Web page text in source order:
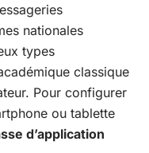
nationales
types
classique
Pour configurer
ou tablette
d’application